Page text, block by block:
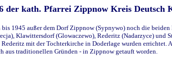
der kath. Pfarrei Zippnow Kreis Deutsch
1945 außer dem Dorf Zippnow (Sypnywo) noch die
Klawittersdorf (Glowaczewo), Rederitz (Nadarzyce)
mit der Tochterkirche in Doderlage wurden errichtet.
aus traditionellen Gründen - in Zippnow getauft worden.